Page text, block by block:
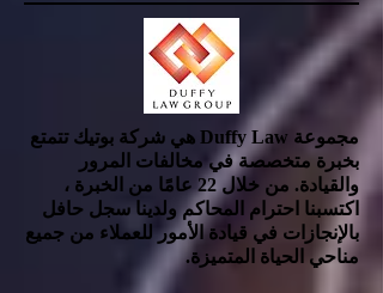
مجموعة Duffy Law هي شركة بوتيك تتمتع
بخبرة متخصصة في مخالفات المرور
والقيادة. من خلال 22 عامًا من الخبرة ،
اكتسبنا احترام المحاكم ولدينا سجل حافل
بالإنجازات في قيادة الأمور للعملاء من جميع
مناحي الحياة المتميزة.